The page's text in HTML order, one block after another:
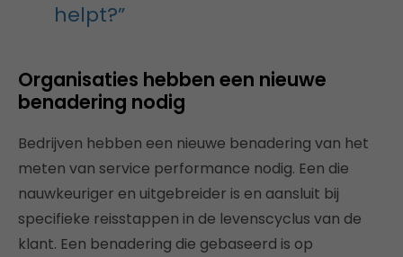
helpt?”
Organisaties hebben een nieuwe
benadering nodig
Bedrijven hebben een nieuwe benadering van het
meten van service performance nodig. Een die
nauwkeuriger en uitgebreider is en aansluit bij
specifieke reisstappen in de levenscyclus van de
klant. Een benadering die gebaseerd is op